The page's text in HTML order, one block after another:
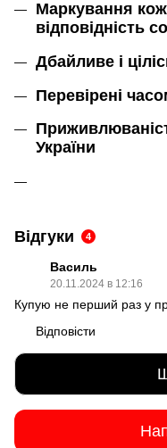
Маркування
відповідність
Дбайливе і
Перевірені
України
Відгуки 4
Василь
20.11.2024 в 12:16
Купую не перший раз у
Відповісти